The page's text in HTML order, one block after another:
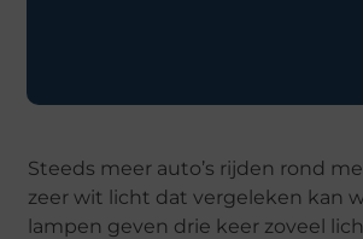
Steeds meer auto’s rijden rond
zeer wit licht dat vergeleken kan
lampen geven drie keer zoveel